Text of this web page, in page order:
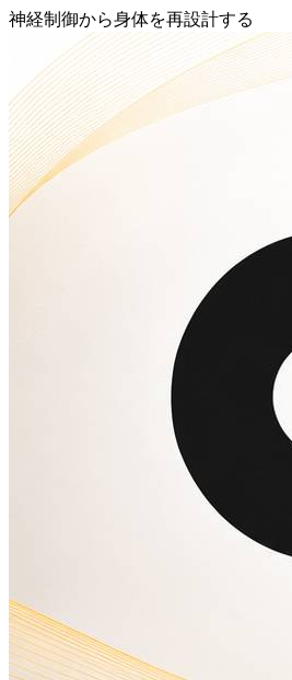
神経制御から身体を再設計する